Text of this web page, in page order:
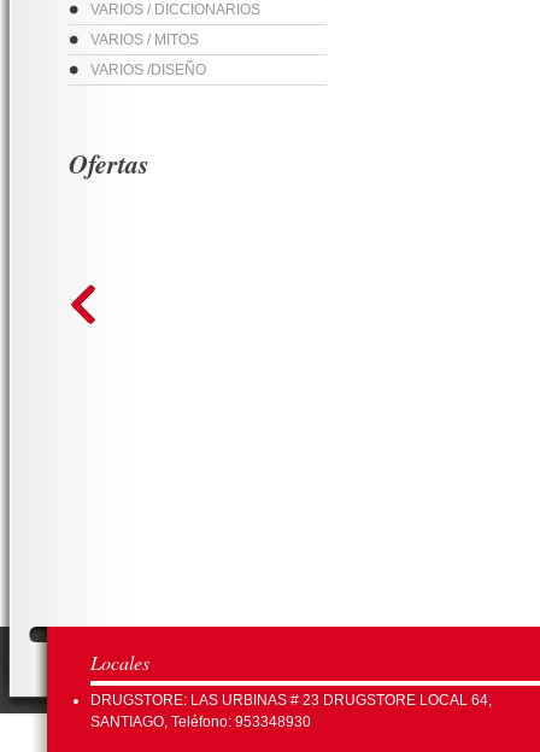
VARIOS / DICCIONARIOS
VARIOS / MITOS
VARIOS /DISEÑO
Ofertas
Locales
DRUGSTORE: LAS URBINAS # 23 DRUGSTORE LOCAL 64,
SANTIAGO, Teléfono: 953348930